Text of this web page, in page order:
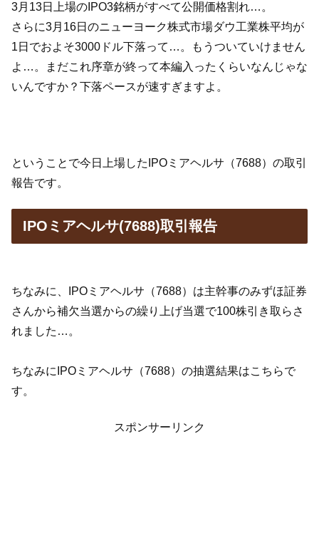
3月13日上場のIPO3銘柄がすべて公開価格割れ…。
さらに3月16日のニューヨーク株式市場ダウ工業株平均が
1日でおよそ3000ドル下落って…。もうついていけません
よ…。まだこれ序章が終って本編入ったくらいなんじゃな
いんですか？下落ペースが速すぎますよ。
ということで今日上場したIPOミアヘルサ（7688）の取引
報告です。
IPOミアヘルサ(7688)取引報告
ちなみに、IPOミアヘルサ（7688）は主幹事のみずほ証券
さんから補欠当選からの繰り上げ当選で100株引き取らさ
れました…。
ちなみにIPOミアヘルサ（7688）の抽選結果はこちらで
す。
スポンサーリンク